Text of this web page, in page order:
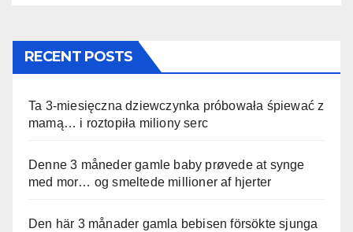
RECENT POSTS
Ta 3-miesięczna dziewczynka próbowała śpiewać z
mamą… i roztopiła miliony serc
Denne 3 måneder gamle baby prøvede at synge
med mor… og smeltede millioner af hjerter
Den här 3 månader gamla bebisen försökte sjunga